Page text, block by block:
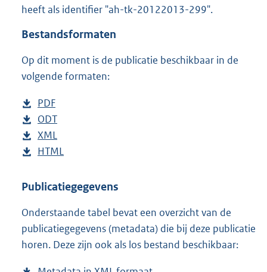
o
:
heeft als identifier "ah-tk-20122013-299".
Bestandsformaten
Op dit moment is de publicatie beschikbaar in de
volgende formaten:
D
o
w
n
o
d
p
u
PDF
e
s
t
n
s
g
r
D
o
w
l
a
d
p
ODT
s
a
d
s
g
D
o
n
o
a
d
XML
e
t
n
d
s
D
w
l
o
a
HTML
s
a
n
d
Publicatiegegevens
Onderstaande tabel bevat een overzicht van de
publicatiegegevens (metadata) die bij deze publicatie
horen. Deze zijn ook als los bestand beschikbaar: